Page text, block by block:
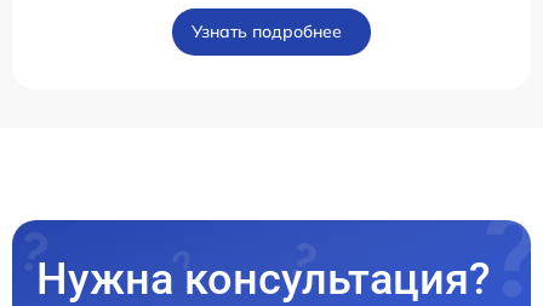
Узнать подробнее
Нужна консультация?